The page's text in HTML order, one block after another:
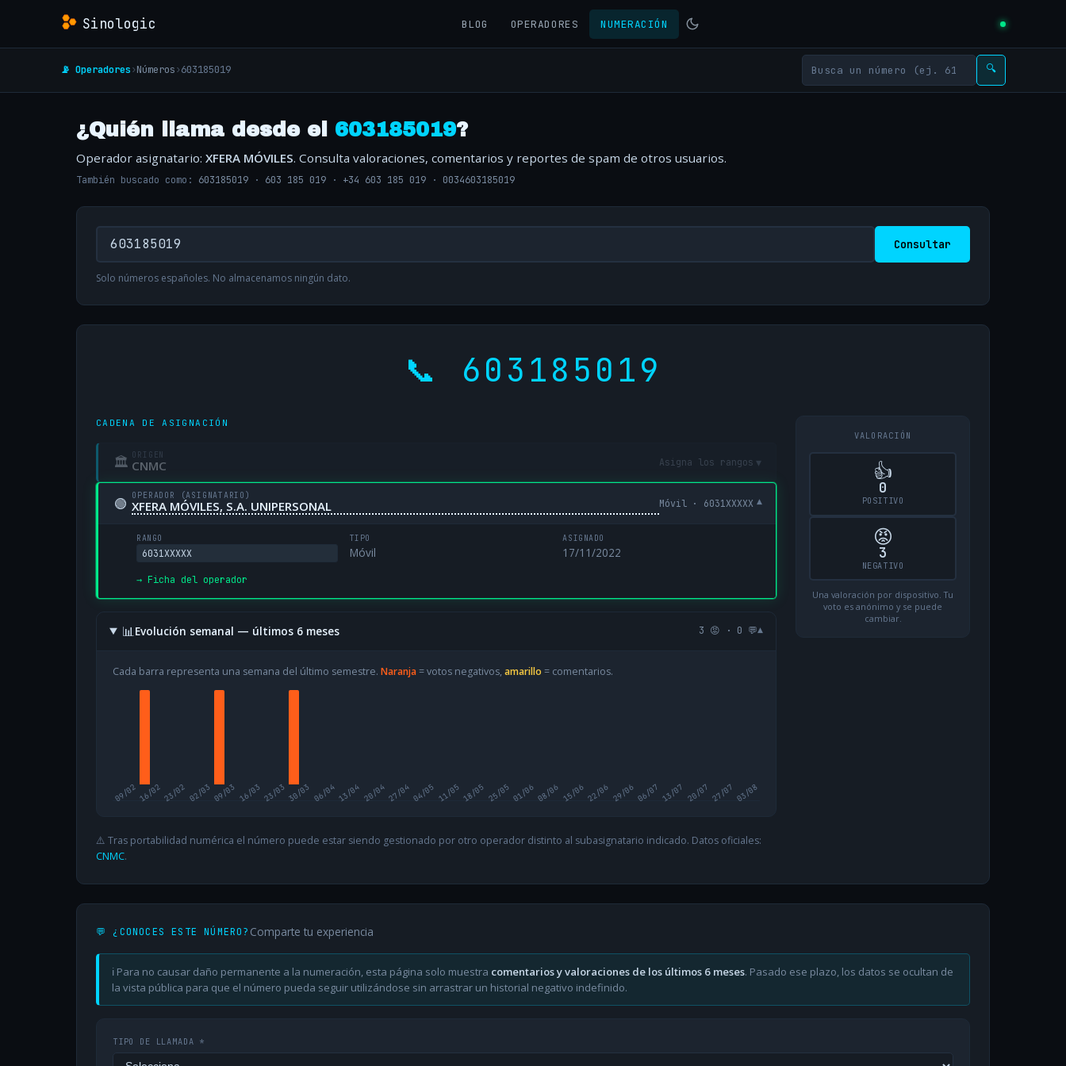
Sinologic BLOG OPERADORES NUMERACIÓN
📡 Operadores›Números›603185019 🔍
¿Quién llama desde el 603185019?
Operador asignatario: XFERA MÓVILES. Consulta valoraciones, comentarios y reportes de spam de otros usuarios.
También buscado como: 603185019 · 603 185 019 · +34 603 185 019 · 0034603185019
Consultar
Solo números españoles. No almacenamos ningún dato.
📞 603185019
CADENA DE ASIGNACIÓN
🏛 ORIGEN
CNMC Asigna los rangos ▾
🟢 OPERADOR (ASIGNATARIO)
XFERA MÓVILES, S.A. UNIPERSONAL Móvil · 6031XXXXX ▾
RANGO
6031XXXXX
TIPO
Móvil
ASIGNADO
17/11/2022
→ Ficha del operador
📊Evolución semanal — últimos 6 meses 3 😡 · 0 💬▾
Cada barra representa una semana del último semestre. Naranja= votos negativos, amarillo = comentarios.
09/0216/0223/02 02/03 09/03 16/03 23/03 30/03 06/0413/04 20/0427/0404/05 11/0518/05 25/0501/0608/06 15/0622/06 29/0606/07 13/07 20/07 27/07 03/08
⚠️ Tras portabilidad numérica el número puede estar siendo gestionado por otro operador distinto al subasignatario indicado. Datos oficiales:
CNMC.
VALORACIÓN
👍
0
POSITIVO
😡
3
NEGATIVO
Una valoración por dispositivo. Tu
voto es anónimo y se puede
cambiar.
💬 ¿CONOCES ESTE NÚMERO? Comparte tu experiencia
ℹ️ Para no causar daño permanente a la numeración, esta página solo muestra comentarios y valoraciones de los últimos 6 meses. Pasado ese plazo, los datos se ocultan de
la vista pública para que el número pueda seguir utilizándose sin arrastrar un historial negativo indefinido.
TIPO DE LLAMADA *